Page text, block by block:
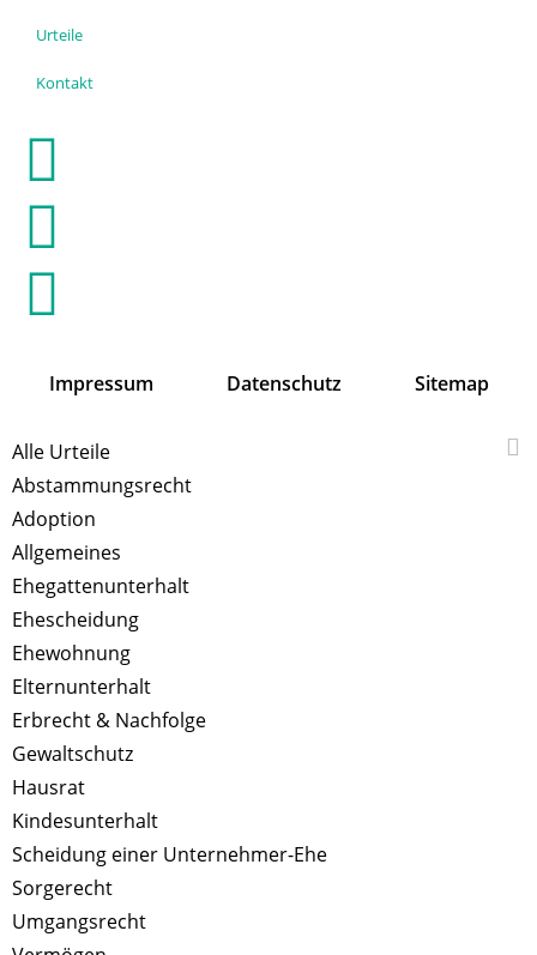
Urteile
Kontakt
Impressum Datenschutz Sitemap
Alle Urteile
Abstammungsrecht
Adoption
Allgemeines
Ehegattenunterhalt
Ehescheidung
Ehewohnung
Elternunterhalt
Erbrecht & Nachfolge
Gewaltschutz
Hausrat
Kindesunterhalt
Scheidung einer Unternehmer-Ehe
Sorgerecht
Umgangsrecht